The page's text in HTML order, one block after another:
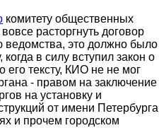
комитету общественных
расторгнуть договор
это должно было
в силу вступил закон о
его тексту, КИО не не мог
- правом на заключение
на установку и
от имени Петербурга
и прочем городском